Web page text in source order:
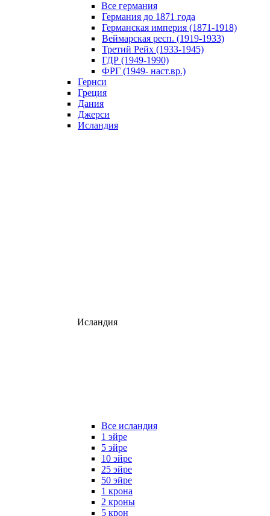
Все германия
Германия до 1871 года
Германская империя (1871-1918)
Веймарская респ. (1919-1933)
Третий Рейх (1933-1945)
ГДР (1949-1990)
ФРГ (1949- наст.вр.)
Гернси
Греция
Дания
Джерси
Исландия
Исландия
Все исландия
1 эйре
5 эйре
10 эйре
25 эйре
50 эйре
1 крона
2 кроны
5 крон